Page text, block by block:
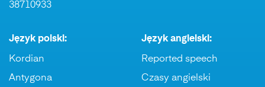
38710933
Język polski:
Kordian
Antygona
Język angielski:
Reported speech
Czasy angielski